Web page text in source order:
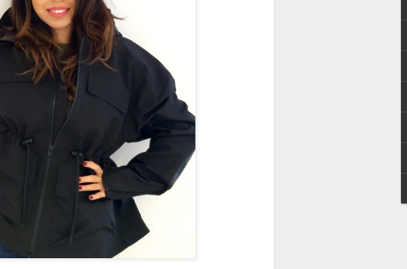
sorunlarını dahi düzeltebilen çok çok başarılı bir uzman. Ayrıca bazı
ilaçlarını da kendi yapıyor yani içeriklere de çok hakim, o yüzden
hastalarına uyguladığı yeni yöntemleri ince ince araştırıp ancak
uygun bulursa kliniğine getiren bir insan. Sizlerden en çok gelen
soruları kendisine yönelttim, o da detaylıca cevapladı. İyi okumalar